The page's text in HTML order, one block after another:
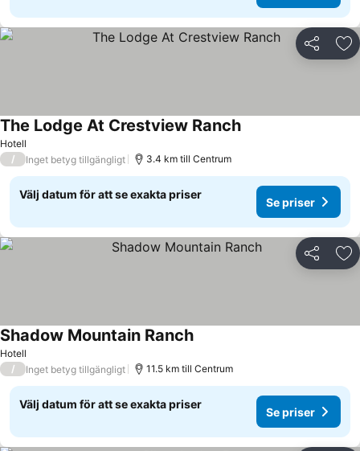
Dela
Hotell
The Lodge At Crestview Ranch
/ Inget betyg tillgängligt 3.4 km till Centrum
Välj datum för att se exakta priser
Se priser
Dela
Hotell
Shadow Mountain Ranch
/ Inget betyg tillgängligt 11.5 km till Centrum
Välj datum för att se exakta priser
Se priser